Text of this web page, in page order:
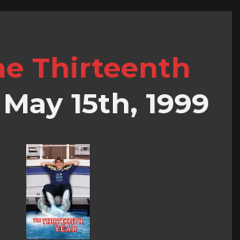
Thirteenth
May 15th, 1999